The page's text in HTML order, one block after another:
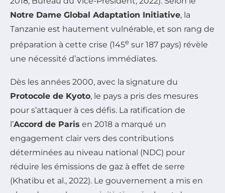
Notre Dame Global Adaptation Initiative, la
Tanzanie est hautement vulnérable, et son rang de
préparation à cette crise (145e sur 187 pays) révèle
une nécessité d’actions immédiates.
Dès les années 2000, avec la signature du
Protocole de Kyoto, le pays a pris des mesures
pour s’attaquer à ces défis. La ratification de
l’Accord de Paris en 2018 a marqué un
engagement clair vers des contributions
déterminées au niveau national (NDC) pour
réduire les émissions de gaz à effet de serre
(Khatibu et al., 2022). Le gouvernement a mis en